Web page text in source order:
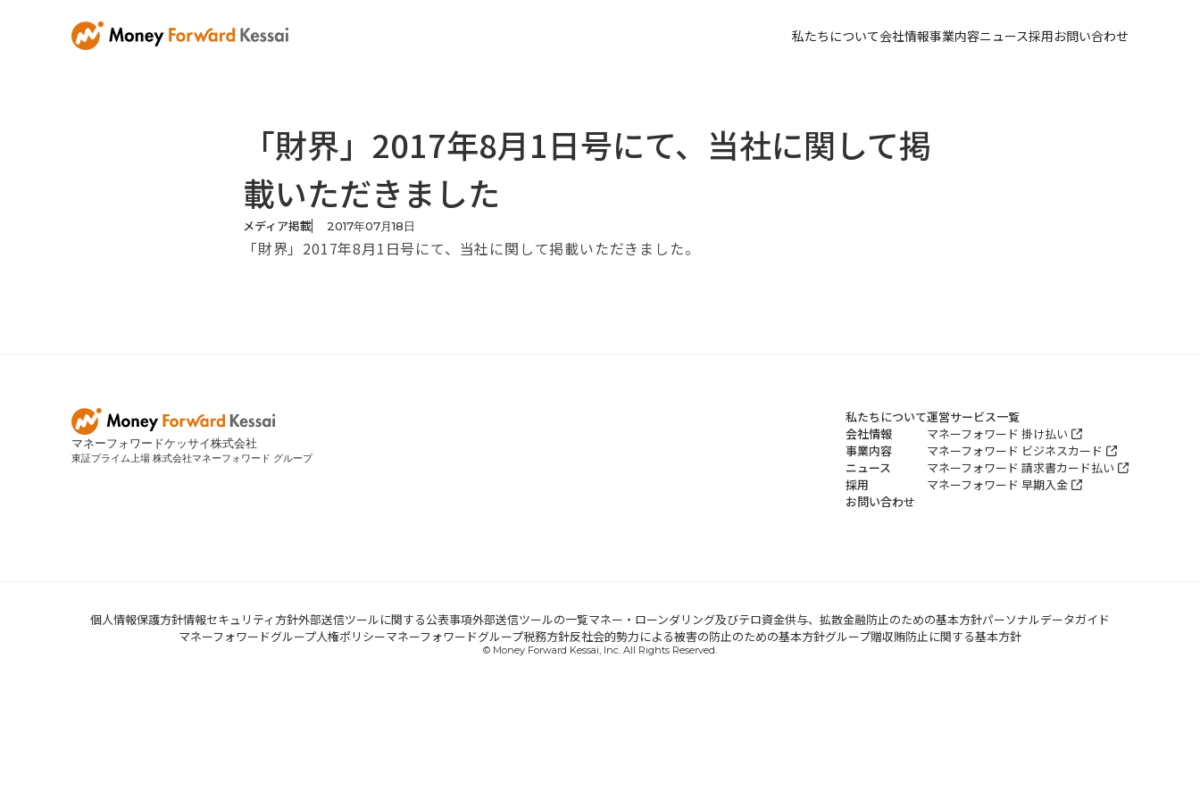
私たちについて会社情報事業内容ニュース採用お問い合わせ
「財界」2017年8月1日号にて、当社に関して掲
載いただきました
メディア掲載 2017年07月18日
「財界」2017年8月1日号にて、当社に関して掲載いただきました。
マネーフォワードケッサイ株式会社
東証プライム上場 株式会社マネーフォワード グループ
私たちについて
会社情報
事業内容
ニュース
採用
お問い合わせ
運営サービス一覧
マネーフォワード 掛け払い
マネーフォワード ビジネスカード
マネーフォワード 請求書カード払い
マネーフォワード 早期入金
個人情報保護方針情報セキュリティ方針外部送信ツールに関する公表事項外部送信ツールの一覧マネー・ローンダリング及びテロ資金供与、拡散金融防止のための基本方針パーソナルデータガイド
マネーフォワードグループ人権ポリシーマネーフォワードグループ税務方針反社会的勢力による被害の防止のための基本方針グループ贈収賄防止に関する基本方針
© Money Forward Kessai, Inc. All Rights Reserved.